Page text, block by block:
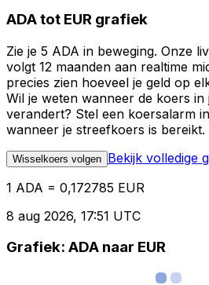
ADA tot EUR grafiek
Zie je 5 ADA in beweging. Onze
volgt 12 maanden aan realtime
precies zien hoeveel je geld op
Wil je weten wanneer de koers
verandert? Stel een koersalarm
wanneer je streefkoers is bereikt.
Wisselkoers volgen Bekijk volledige
1 ADA = 0,172785 EUR
8 aug 2026, 17:51 UTC
Grafiek: ADA naar EUR